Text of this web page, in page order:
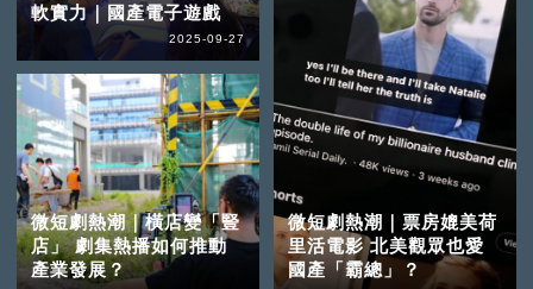
軟實力｜國產電子遊戲
2025-09-27
微短劇熱潮｜橫店變「豎
店」 劇集熱播如何推動
產業發展？
微短劇熱潮｜票房媲美荷
里活電影 北美觀眾也愛
國產「霸總」？